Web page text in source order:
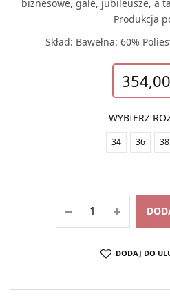
biznesowe, gale, jubileusze, a
Produkcja
Skład: Bawełna: 60%
354,00
WYBIERZ
34 36 38
DODAJ DO